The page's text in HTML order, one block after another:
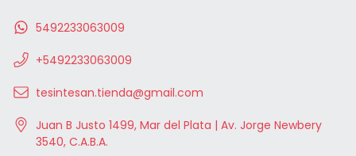
5492233063009
+5492233063009
tesintesan.tienda@gmail.com
Juan B Justo 1499, Mar del Plata | Av. Jorge Newbery
3540, C.A.B.A.